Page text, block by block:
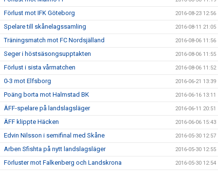
Förlust mot IFK Göteborg 2016-08-23 12:56
Spelare till skånelagssamling 2016-08-11 21:05
Träningsmatch mot FC Nordsjälland 2016-08-06 11:56
Seger i höstsäsongsupptakten 2016-08-06 11:55
Förlust i sista vårmatchen 2016-08-06 11:52
0-3 mot Elfsborg 2016-06-21 13:39
Poäng borta mot Halmstad BK 2016-06-16 13:11
ÄFF-spelare på landslagsläger 2016-06-11 20:51
ÄFF klippte Häcken 2016-06-06 15:43
Edvin Nilsson i semifinal med Skåne 2016-05-30 12:57
Arben Sfishta på nytt landslagsläger 2016-05-30 12:55
Förluster mot Falkenberg och Landskrona 2016-05-30 12:54